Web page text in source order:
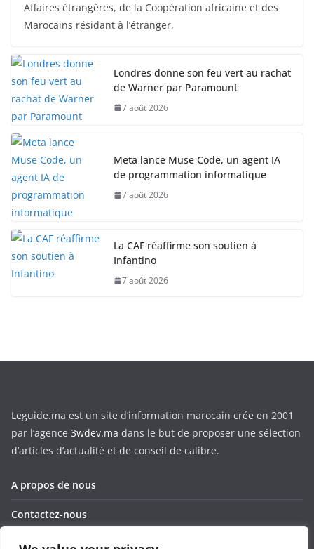
Affaires étrangères, de la Coopération africaine et des
Marocains résidant à l’étranger,
Londres donne son feu vert au rachat
de Warner par Paramount
7 août 2026
Meta lance Muse Code, un agent IA
de programmation informatique
7 août 2026
La CAF réaffirme son soutien à
Infantino
7 août 2026
Leguide.ma est un site d’information marocain crée en 2001
par l’agence 3wdev.ma dans le but de proposer une sélection
d’articles d’actualité et de conseil de calibre.
A propos de nous
Contactez-nous
Corporate